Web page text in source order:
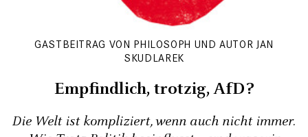
GASTBEITRAG VON PHILOSOPH UND AUTOR JAN
SKUDLAREK
Empfindlich, trotzig, AfD?
Die Welt ist kompliziert, wenn auch nicht immer.